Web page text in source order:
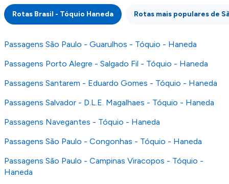
integridade ou pela precisão da informação
publicada, por isso verifique com atenção todas
as condições no website do parceiro antes de
fazer uma reserva. Para mais detalhes verifique
os nossosTermos e Condições.
Rotas Brasil - Tóquio Haneda Rotas mais populares de
Passagens São Paulo - Guarulhos - Tóquio - Haneda
Passagens Porto Alegre - Salgado Fil - Tóquio - Haneda
Passagens Santarem - Eduardo Gomes - Tóquio - Haneda
Passagens Salvador - D.L.E. Magalhaes - Tóquio - Haneda
Passagens Navegantes - Tóquio - Haneda
Passagens São Paulo - Congonhas - Tóquio - Haneda
Passagens São Paulo - Campinas Viracopos - Tóquio -
Haneda